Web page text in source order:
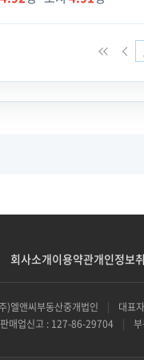
회사소개이용약관개인정보
)엘앤씨부동산중개법인 | 대표
매업신고 : 127-86-29704
|